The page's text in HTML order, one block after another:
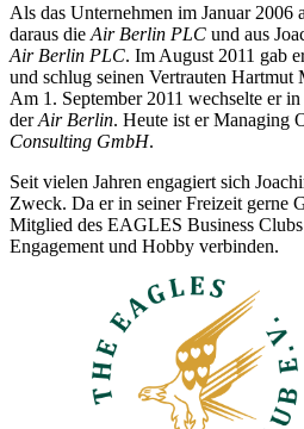
Als das Unternehmen im Januar 2006
daraus die Air Berlin PLC und aus
Air Berlin PLC. Im August 2011 gab
und schlug seinen Vertrauten
Am 1. September 2011 wechselte er
derAir Berlin. Heute ist er Managing
Consulting GmbH.
Seit vielen Jahren engagiert sich
Zweck. Da er in seiner Freizeit gerne
Mitglied des EAGLES Business
Engagement und Hobby verbinden.